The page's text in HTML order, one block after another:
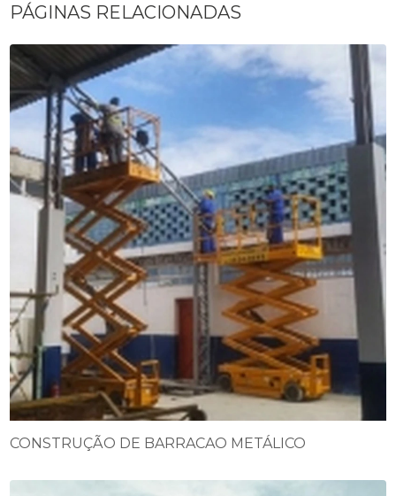
PÁGINAS RELACIONADAS
CONSTRUÇÃO DE BARRACAO METÁLICO